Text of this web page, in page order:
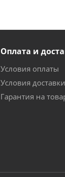
Оплата и
Условия оплаты
Условия доставки
Гарантия на